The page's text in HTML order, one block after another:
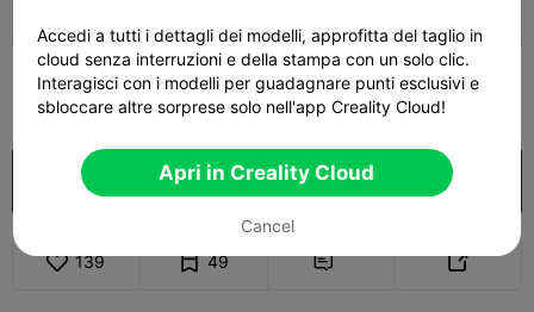
149 
Acquista
139 49  
Accedi a tutti i dettagli dei modelli, approfitta del taglio in
cloud senza interruzioni e della stampa con un solo clic.
Interagisci con i modelli per guadagnare punti esclusivi e
sbloccare altre sorprese solo nell'app Creality Cloud!
Apri in Creality Cloud
Cancel